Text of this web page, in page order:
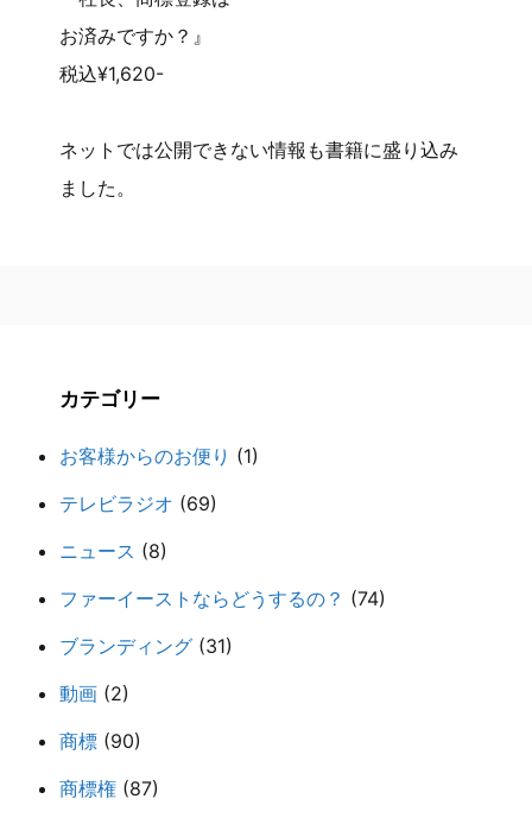
お済みですか？』
税込¥1,620-
ネットでは公開できない情報も書籍に盛り込み
ました。
カテゴリー
お客様からのお便り (1)
テレビラジオ (69)
ニュース (8)
ファーイーストならどうするの？ (74)
ブランディング (31)
動画 (2)
商標 (90)
商標権 (87)